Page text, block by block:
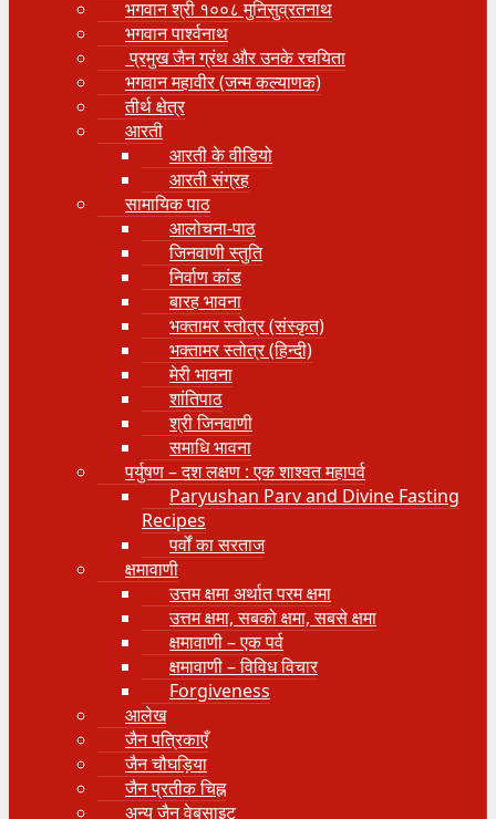
भगवान श्री १००८ मुनिसुव्रतनाथ
भगवान पार्श्वनाथ
प्रमुख जैन ग्रंथ और उनके रचयिता
भगवान महावीर (जन्म कल्याणक)
तीर्थ क्षेत्र
आरती
आरती के वीडियो
आरती संग्रह
सामायिक पाठ
आलोचना-पाठ
जिनवाणी स्तुति
निर्वाण कांड
बारह भावना
भक्तामर स्तोत्र (संस्कृत)
भक्तामर स्तोत्र (हिन्दी)
मेरी भावना
शांतिपाठ
श्री जिनवाणी
समाधि भावना
पर्युषण – दश लक्षण : एक शाश्वत महापर्व
Paryushan Parv and Divine Fasting
Recipes
पर्वों का सरताज
क्षमावाणी
उत्तम क्षमा अर्थात परम क्षमा
उत्तम क्षमा, सबको क्षमा, सबसे क्षमा
क्षमावाणी – एक पर्व
क्षमावाणी – विविध विचार
Forgiveness
आलेख
जैन पत्रिकाएँ
जैन चौघड़िया
जैन प्रतीक चिह्न
अन्य जैन वेबसाइट